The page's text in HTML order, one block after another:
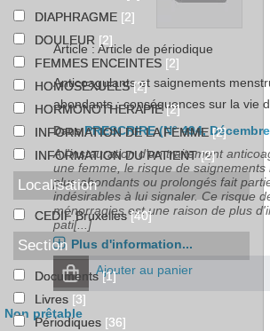
Article : Article de périodique
Anticoagulants et saignements
abondants : conséquences sur la vie
DansPRESCRIRE (N° 494,
A l'instauration d'un traitement
une femme, le risque de saignements
plus abondants ou prolongés fait
indésirables à lui signaler. Ce risque
ménorragies est une raison de plus
pati[...]
Plus d'information...
Ajouter au panier
Non prêtable
DIAPHRAGME [2]
DOULEUR [2]
FEMMES ENCEINTES [2]
HOMOSEXUELS[2]
HORMONOTHERAPIE[2]
INFORMATION DE LA FEMME[2]
INFORMATION DU PATIENT[2]
Localisation
CEDIF Bruxelles[40]
Section
Documents[1]
Livres [3]
Périodiques [36]